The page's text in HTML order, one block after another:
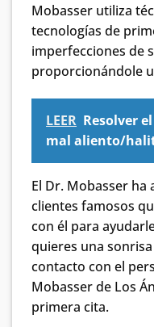
Mobasser utiliza
tecnologías de
imperfecciones de
proporcionándole
LEER Resolver
mal aliento/
El Dr. Mobasser
clientes famosos
con él para
quieres una
contacto con el
Mobasser de Los
primera cita.